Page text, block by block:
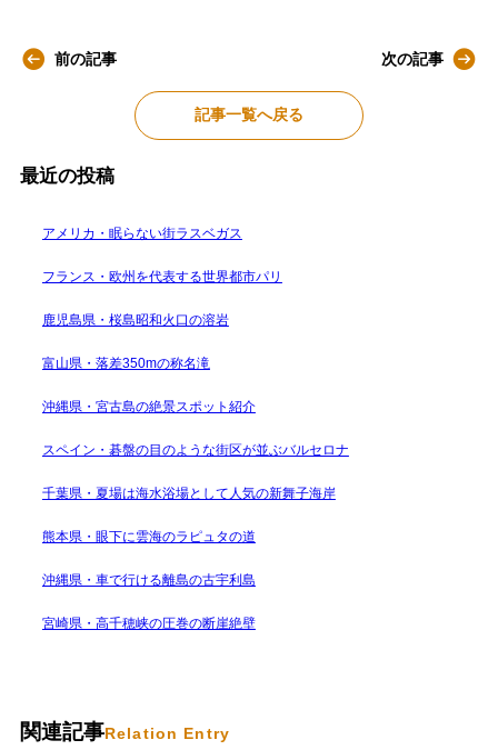
前の記事
記事一覧へ戻る
次の記事
最近の投稿
アメリカ・眠らない街ラスベガス
フランス・欧州を代表する世界都市パリ
鹿児島県・桜島昭和火口の溶岩
富山県・落差350mの称名滝
沖縄県・宮古島の絶景スポット紹介
スペイン・碁盤の目のような街区が並ぶバルセロナ
千葉県・夏場は海水浴場として人気の新舞子海岸
熊本県・眼下に雲海のラピュタの道
沖縄県・車で行ける離島の古宇利島
宮崎県・高千穂峡の圧巻の断崖絶壁
関連記事Relation Entry